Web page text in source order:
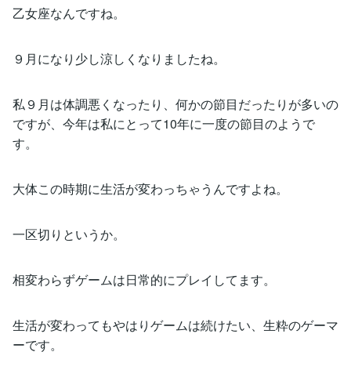
乙女座なんですね。
９月になり少し涼しくなりましたね。
私９月は体調悪くなったり、何かの節目だったりが多いの
ですが、今年は私にとって10年に一度の節目のようで
す。
大体この時期に生活が変わっちゃうんですよね。
一区切りというか。
相変わらずゲームは日常的にプレイしてます。
生活が変わってもやはりゲームは続けたい、生粋のゲーマ
ーです。